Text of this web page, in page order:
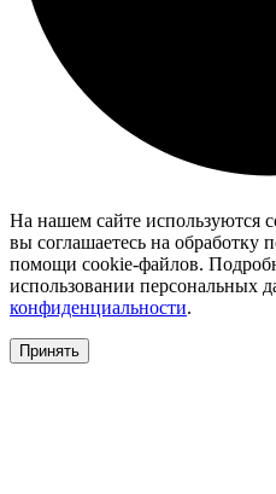
На нашем сайте используются
вы соглашаетесь на обработку
помощи cookie-файлов.
использовании персональных
конфиденциальности.
Принять